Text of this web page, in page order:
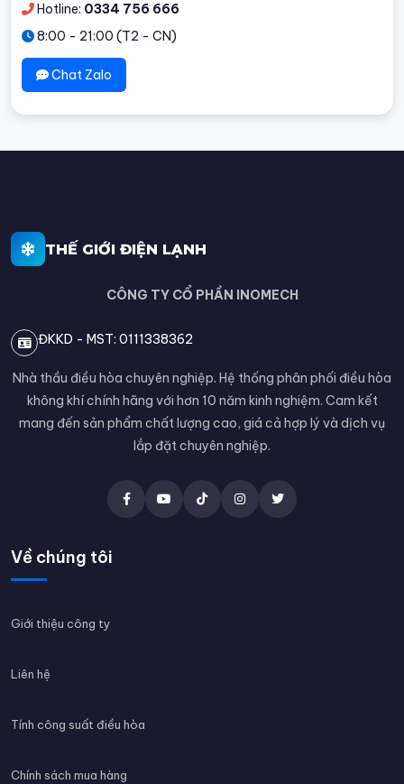
Hotline: 0334 756 666
8:00 - 21:00 (T2 - CN)
Chat Zalo
THẾ GIỚI ĐIỆN LẠNH
CÔNG TY CỔ PHẦN INOMECH
ĐKKD - MST: 0111338362
Nhà thầu điều hòa chuyên nghiệp. Hệ thống phân phối điều hòa
không khí chính hãng với hơn 10 năm kinh nghiệm. Cam kết
mang đến sản phẩm chất lượng cao, giá cả hợp lý và dịch vụ
lắp đặt chuyên nghiệp.
Về chúng tôi
Giới thiệu công ty
Liên hệ
Tính công suất điều hòa
Chính sách mua hàng